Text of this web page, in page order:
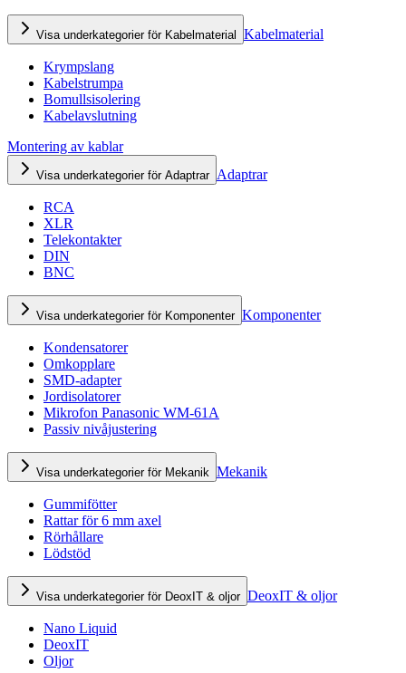
Visa underkategorier för Kabelmaterial Kabelmaterial
Krympslang
Kabelstrumpa
Bomullsisolering
Kabelavslutning
Montering av kablar
Visa underkategorier för Adaptrar Adaptrar
RCA
XLR
Telekontakter
DIN
BNC
Visa underkategorier för Komponenter Komponenter
Kondensatorer
Omkopplare
SMD-adapter
Jordisolatorer
Mikrofon Panasonic WM-61A
Passiv nivåjustering
Visa underkategorier för Mekanik Mekanik
Gummifötter
Rattar för 6 mm axel
Rörhållare
Lödstöd
Visa underkategorier för DeoxIT & oljor DeoxIT & oljor
Nano Liquid
DeoxIT
Oljor